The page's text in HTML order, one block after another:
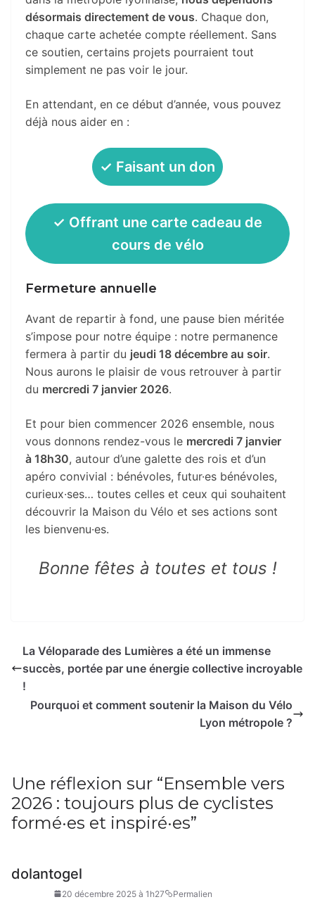
désormais directement de vous. Chaque don,
chaque carte achetée compte réellement. Sans
ce soutien, certains projets pourraient tout
simplement ne pas voir le jour.
En attendant, en ce début d’année, vous pouvez
déjà nous aider en :
✓ Faisant un don
✓ Offrant une carte cadeau de
cours de vélo
Fermeture annuelle
Avant de repartir à fond, une pause bien méritée
s’impose pour notre équipe : notre permanence
fermera à partir du jeudi 18 décembre au soir.
Nous aurons le plaisir de vous retrouver à partir
du mercredi 7 janvier 2026.
Et pour bien commencer 2026 ensemble, nous
vous donnons rendez-vous le mercredi 7 janvier
à 18h30, autour d’une galette des rois et d’un
apéro convivial : bénévoles, futur·es bénévoles,
curieux·ses… toutes celles et ceux qui souhaitent
découvrir la Maison du Vélo et ses actions sont
les bienvenu·es.
Bonne fêtes à toutes et tous !
La Véloparade des Lumières a été un immense
succès, portée par une énergie collective incroyable
!
Pourquoi et comment soutenir la Maison du Vélo
Lyon métropole ?
Une réflexion sur “Ensemble vers
2026 : toujours plus de cyclistes
formé·es et inspiré·es”
dolantogel
20 décembre 2025 à 1h27 Permalien